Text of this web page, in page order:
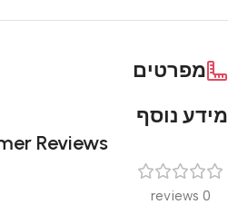
מפרטים
מידע נוסף
Reviews
0 reviews